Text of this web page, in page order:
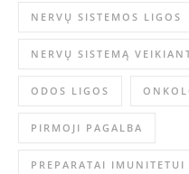
NERVŲ SISTEMOS LIGOS
NERVŲ SISTEMĄ
ODOS LIGOS
PIRMOJI PAGALBA
PREPARATAI